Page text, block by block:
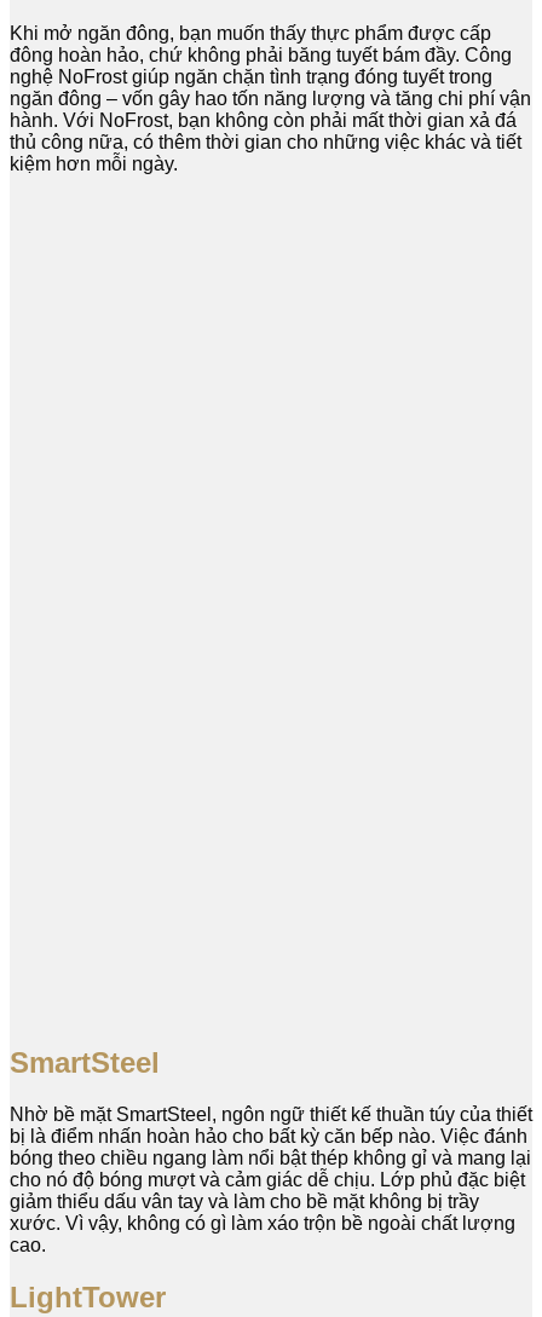
Khi mở ngăn đông, bạn muốn thấy thực phẩm được cấp
đông hoàn hảo, chứ không phải băng tuyết bám đầy. Công
nghệ NoFrost giúp ngăn chặn tình trạng đóng tuyết trong
ngăn đông – vốn gây hao tốn năng lượng và tăng chi phí vận
hành. Với NoFrost, bạn không còn phải mất thời gian xả đá
thủ công nữa, có thêm thời gian cho những việc khác và tiết
kiệm hơn mỗi ngày.
SmartSteel
Nhờ bề mặt SmartSteel, ngôn ngữ thiết kế thuần túy của thiết
bị là điểm nhấn hoàn hảo cho bất kỳ căn bếp nào. Việc đánh
bóng theo chiều ngang làm nổi bật thép không gỉ và mang lại
cho nó độ bóng mượt và cảm giác dễ chịu. Lớp phủ đặc biệt
giảm thiểu dấu vân tay và làm cho bề mặt không bị trầy
xước. Vì vậy, không có gì làm xáo trộn bề ngoài chất lượng
cao.
LightTower